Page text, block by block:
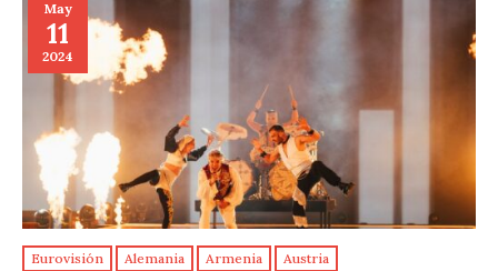
May
11
2024
Eurovisión Alemania Armenia Austria